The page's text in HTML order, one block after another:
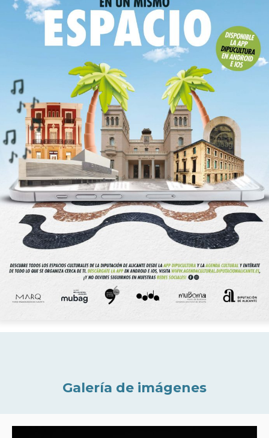
Galería de imágenes